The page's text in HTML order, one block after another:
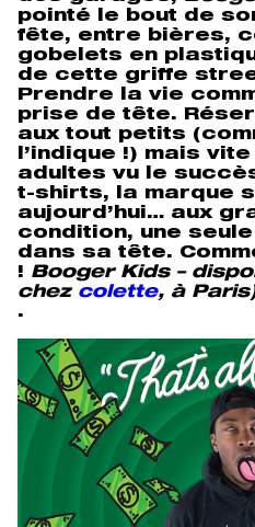
pointé le bout de
fête, entre bières,
gobelets en
de cette griffe
Prendre la vie
prise de tête.
aux tout petits
l’indique !) mais
adultes vu le
t-shirts, la marque
aujourd’hui… aux
condition, une
dans sa tête.
! Booger Kids –
chez colette, à
.